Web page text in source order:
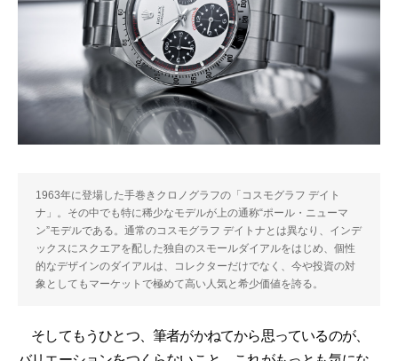
1963年に登場した手巻きクロノグラフの「コスモグラフ デイト
ナ」。その中でも特に稀少なモデルが上の通称“ポール・ニューマ
ン”モデルである。通常のコスモグラフ デイトナとは異なり、インデ
ックスにスクエアを配した独自のスモールダイアルをはじめ、個性
的なデザインのダイアルは、コレクターだけでなく、今や投資の対
象としてもマーケットで極めて高い人気と希少価値を誇る。
そしてもうひとつ、筆者がかねてから思っているのが、